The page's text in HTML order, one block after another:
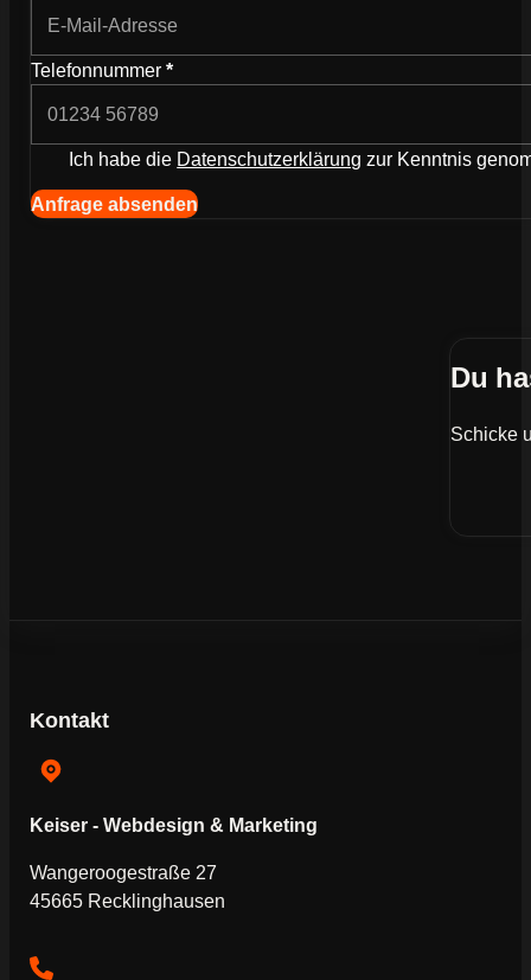
Telefonnummer *
Ich habe die Datenschutzerklärung zur Kenntnis
Navigation (Kopie) (Kopieren) (Kopieren)
Anfrage absenden
Du
Schicke
Kontakt
Keiser - Webdesign & Marketing
Wangeroogestraße 27
45665 Recklinghausen